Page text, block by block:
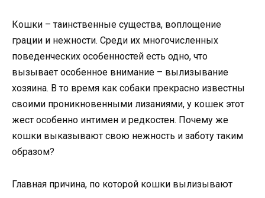
Кошки – таинственные существа, воплощение
грации и нежности. Среди их многочисленных
поведенческих особенностей есть одно, что
вызывает особенное внимание – вылизывание
хозяина. В то время как собаки прекрасно известны
своими проникновенными лизаниями, у кошек этот
жест особенно интимен и редкостен. Почему же
кошки выказывают свою нежность и заботу таким
образом?
Главная причина, по которой кошки вылизывают